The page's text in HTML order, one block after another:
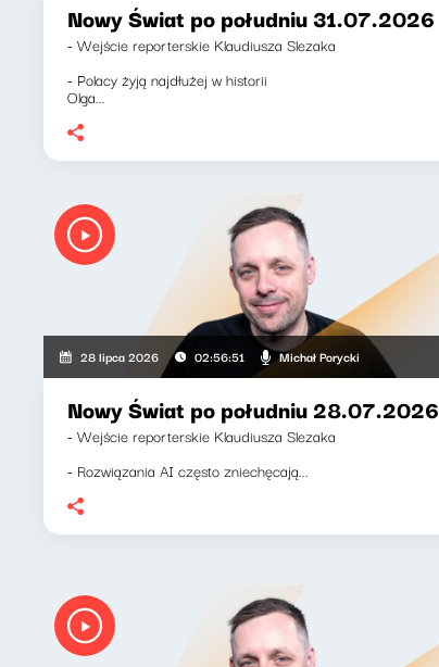
Nowy Świat po południu 31.07.2026
- Wejście reporterskie Klaudiusza Slezaka
- Polacy żyją najdłużej w historii
Olga...
28 lipca 2026 02:56:51 Michał Porycki
Nowy Świat po południu 28.07.2026
- Wejście reporterskie Klaudiusza Slezaka
- Rozwiązania AI często zniechęcają...